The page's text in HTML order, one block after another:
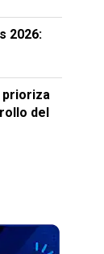
2026:
prioriza
del